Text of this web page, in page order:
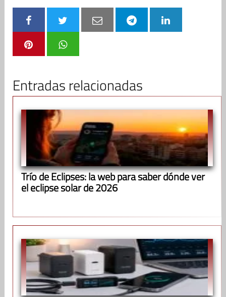
Entradas relacionadas
Trío de Eclipses: la web para saber dónde ver
el eclipse solar de 2026